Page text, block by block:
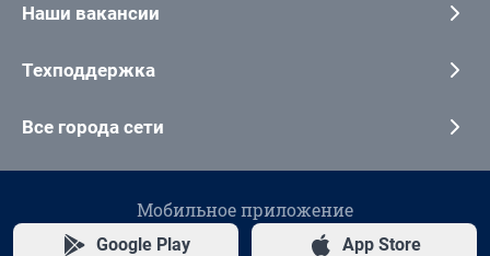
Наши вакансии
Техподдержка
Все города сети
Мобильное приложение
Google Play App Store